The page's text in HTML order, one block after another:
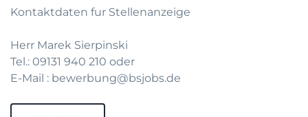
Kontaktdaten fur Stellenanzeige
Herr Marek Sierpinski
Tel.: 09131 940 210 oder
E-Mail : bewerbung@bsjobs.de